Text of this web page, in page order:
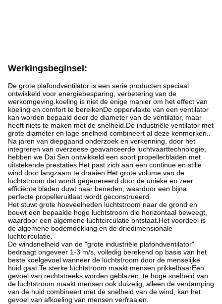
Werkingsbeginsel:
De grote plafondventilator is een serie producten speciaal
ontwikkeld voor energiebesparing, verbetering van de
werkomgeving.koeling is niet de enige manier om het effect van
koeling en comfort te bereikenDe oppervlakte van een ventilator
kan worden bepaald door de diameter van de ventilator, maar
heeft niets te maken met de snelheid.De industriële ventilator met
grote diameter en lage snelheid combineert al deze kenmerken..
Na jaren van diepgaand onderzoek en verkenning, door het
integreren van overzeese geavanceerde luchtvaarttechnologie,
hebben we Dai Sen ontwikkeld een soort propellerbladen met
uitstekende prestaties,Het past zich aan een continue en stille
wind door langzaam te draaien.Het grote volume van de
luchtstroom dat wordt gegenereerd door de unieke en zeer
efficiënte bladen duwt naar beneden, waardoor een bijna
perfecte propelleruitlaat wordt geconstrueerd.
Het stuwt grote hoeveelheden luchtstroom naar de grond en
bouwt een bepaalde hoge luchtstroom die horizontaal beweegt,
waardoor een algemene luchtcirculatie ontstaat.Het voordeel is
de algemene bodemdekking en de driedimensionale
luchtcirculatie.
De windsnelheid van de "grote industriële plafondventilator"
bedraagt ongeveer 1-3 m/s, volledig berekend op basis van het
beste koelgevoel wanneer de luchtstroom door de menselijke
huid gaat.Te sterke luchtstroom maakt mensen prikkelbaarEen
gevoel van rechtstreeks worden geblazen, te hoge snelheid van
de luchtstroom maakt mensen ook duizelig, alleen de verdamping
van de huid combineert met de snelheid van de wind, kan het
gevoel van afkoeling van mensen verfraaien.